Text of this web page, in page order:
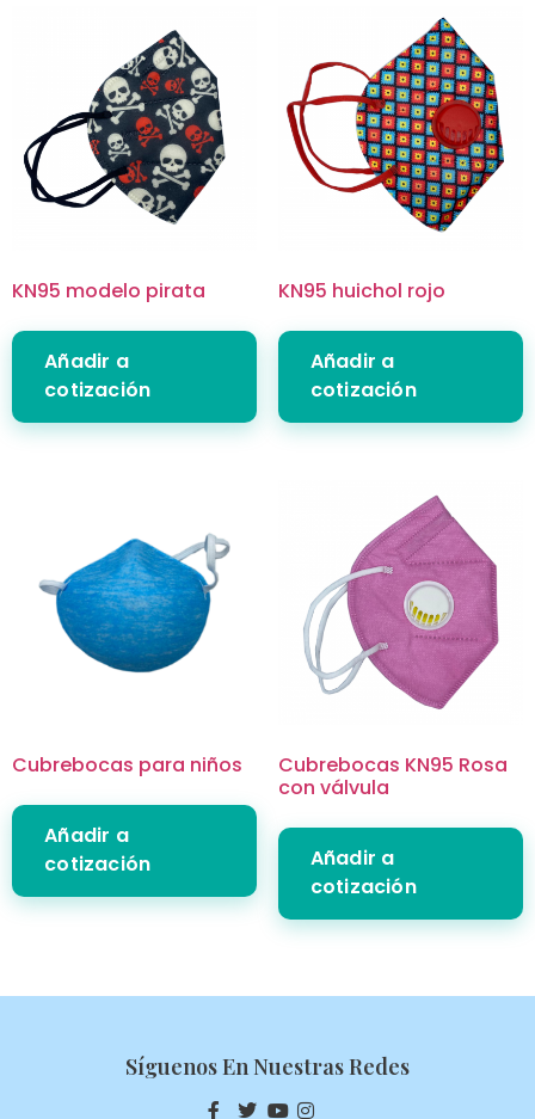
KN95 modelo pirata
Añadir a
cotización
KN95 huichol rojo
Añadir a
cotización
Cubrebocas para niños
Añadir a
cotización
Cubrebocas KN95 Rosa
con válvula
Añadir a
cotización
Síguenos En Nuestras Redes